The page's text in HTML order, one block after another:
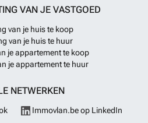
VAN JE VASTGOED
van je huis te koop
van je huis te huur
je appartement te koop
je appartement te huur
NETWERKEN
Immovlan.be op LinkedIn